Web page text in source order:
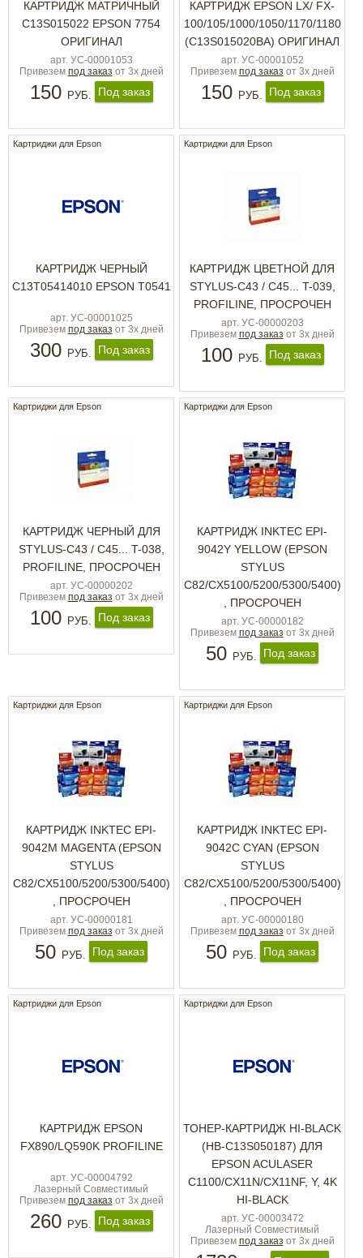
КАРТРИДЖ МАТРИЧНЫЙ
C13S015022 EPSON 7754
ОРИГИНАЛ
арт. УС-00001053
Привезем под заказ от 3х дней
150 РУБ. Под заказ
КАРТРИДЖ EPSON LX/ FX-
100/105/1000/1050/1170/1180
(C13S015020BA) ОРИГИНАЛ
арт. УС-00001052
Привезем под заказ от 3х дней
150 РУБ. Под заказ
Картриджи для Epson
КАРТРИДЖ ЧЕРНЫЙ
C13T05414010 EPSON T0541
арт. УС-00001025
Привезем под заказ от 3х дней
300 РУБ. Под заказ
Картриджи для Epson
КАРТРИДЖ ЦВЕТНОЙ ДЛЯ
STYLUS-C43 / C45... T-039,
PROFILINE, ПРОСРОЧЕН
арт. УС-00000203
Привезем под заказ от 3х дней
100 РУБ. Под заказ
Картриджи для Epson
КАРТРИДЖ ЧЕРНЫЙ ДЛЯ
STYLUS-C43 / C45... T-038,
PROFILINE, ПРОСРОЧЕН
арт. УС-00000202
Привезем под заказ от 3х дней
100 РУБ. Под заказ
Картриджи для Epson
КАРТРИДЖ INKTEC EPI-
9042Y YELLOW (EPSON
STYLUS
C82/CX5100/5200/5300/5400)
, ПРОСРОЧЕН
арт. УС-00000182
Привезем под заказ от 3х дней
50 РУБ. Под заказ
Картриджи для Epson
КАРТРИДЖ INKTEC EPI-
9042M MAGENTA (EPSON
STYLUS
C82/CX5100/5200/5300/5400)
, ПРОСРОЧЕН
арт. УС-00000181
Привезем под заказ от 3х дней
50 РУБ. Под заказ
Картриджи для Epson
КАРТРИДЖ INKTEC EPI-
9042C CYAN (EPSON
STYLUS
C82/CX5100/5200/5300/5400)
, ПРОСРОЧЕН
арт. УС-00000180
Привезем под заказ от 3х дней
50 РУБ. Под заказ
Картриджи для Epson
КАРТРИДЖ EPSON
FX890/LQ590K PROFILINE
арт. УС-00004792
Лазерный Совместимый
Привезем под заказ от 3х дней
260 РУБ. Под заказ
Картриджи для Epson
ТОНЕР-КАРТРИДЖ HI-BLACK
(HB-C13S050187) ДЛЯ
EPSON ACULASER
C1100/CX11N/CX11NF, Y, 4K
HI-BLACK
арт. УС-00003472
Лазерный Совместимый
Привезем под заказ от 3х дней